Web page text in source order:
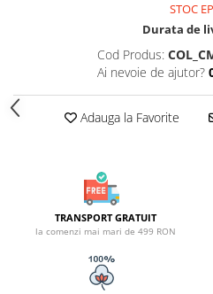
STOC
Durata de
Cod Produs:
Ai nevoie de ajutor?
Adauga la Favorite
TRANSPORT GRATUIT
la comenzi mai mari de 499 RON